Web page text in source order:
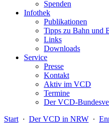
Spenden
Infothek
Publikationen
Tipps zu Bahn und
Links
Downloads
Service
Presse
Kontakt
Aktiv im VCD
Termine
Der VCD-
Start · Der VCD in NRW ·